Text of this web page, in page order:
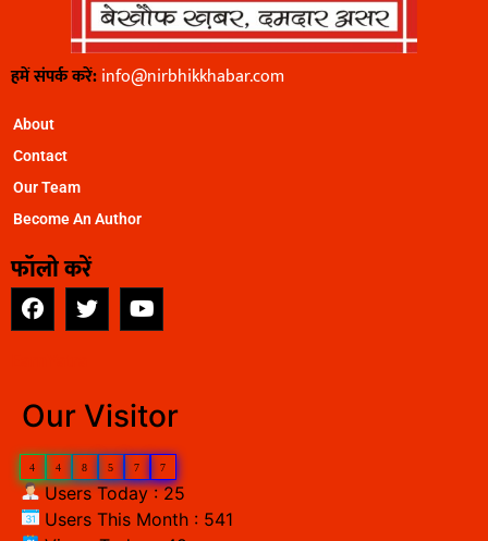
हमें संपर्क करें:info@nirbhikkhabar.com
About
Contact
Our Team
Become An Author
फॉलो करें
Our Visitor
4 4 8 5 7 7
Users Today : 25
Users This Month : 541